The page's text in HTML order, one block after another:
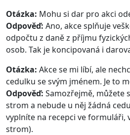
Otázka: Mohu si dar pro akci
Odpověď: Ano, akce splňuje
odpočtu z daně z příjmu
osob. Tak je koncipovaná i
Otázka: Akce se mi líbí, ale
cedulku se svým jménem. Je to
Odpověď: Samozřejmě, můžete
strom a nebude u něj žádná
vyplníte na recepci ve formuláři,
strom).